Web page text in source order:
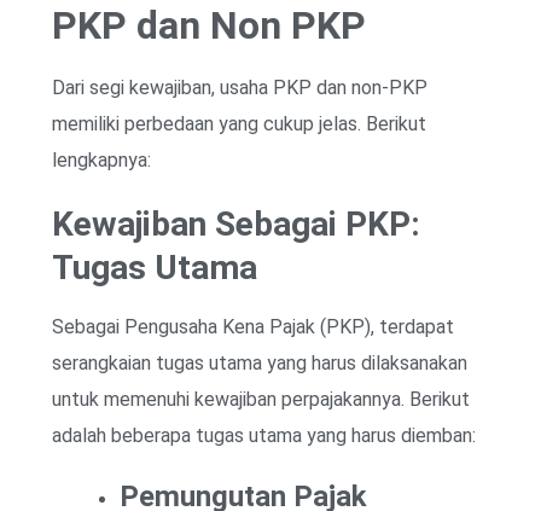
PKP dan Non PKP
Dari segi kewajiban, usaha PKP dan non-PKP
memiliki perbedaan yang cukup jelas. Berikut
lengkapnya:
Kewajiban Sebagai PKP:
Tugas Utama
Sebagai Pengusaha Kena Pajak (PKP), terdapat
serangkaian tugas utama yang harus dilaksanakan
untuk memenuhi kewajiban perpajakannya. Berikut
adalah beberapa tugas utama yang harus diemban:
Pemungutan Pajak